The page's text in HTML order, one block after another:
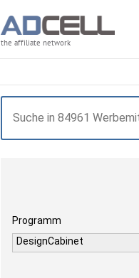
the affiliate network
Programm
DesignCabinet